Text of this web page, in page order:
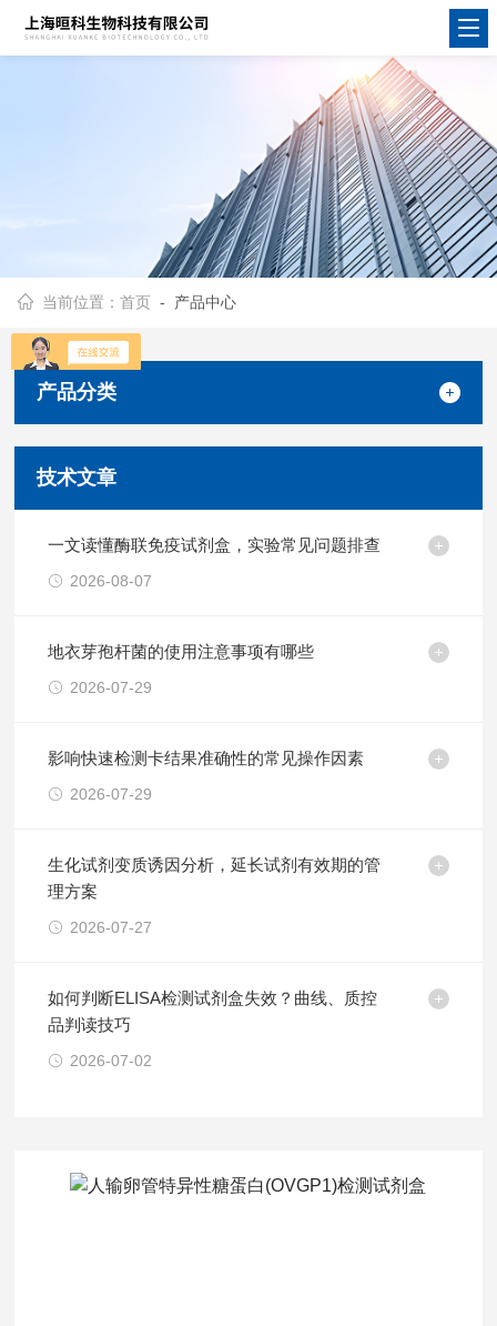
当前位置：首页 - 产品中心
产品分类
技术文章
一文读懂酶联免疫试剂盒，实验常见问题排查
2026-08-07
地衣芽孢杆菌的使用注意事项有哪些
2026-07-29
影响快速检测卡结果准确性的常见操作因素
2026-07-29
生化试剂变质诱因分析，延长试剂有效期的管
理方案
2026-07-27
如何判断ELISA检测试剂盒失效？曲线、质控
品判读技巧
2026-07-02